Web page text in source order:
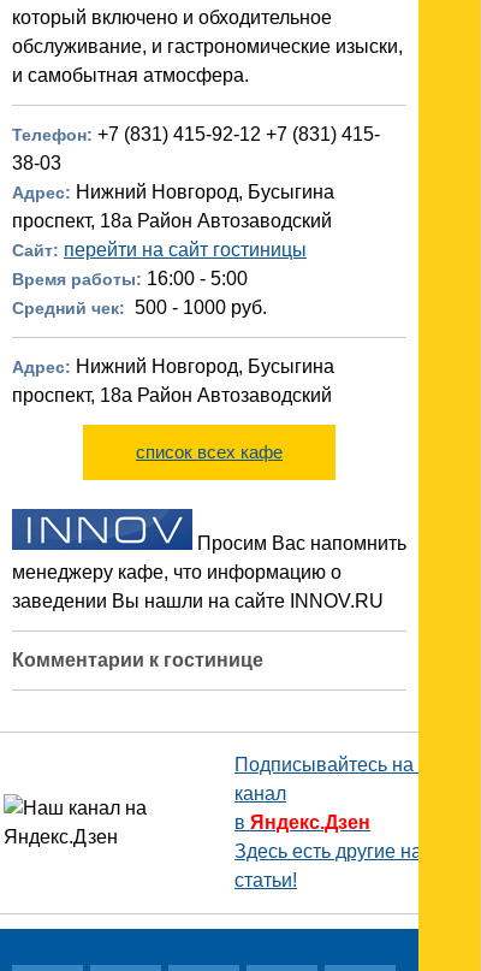
который включено и обходительное
обслуживание, и гастрономические изыски,
и самобытная атмосфера.
Телефон: +7 (831) 415-92-12 +7 (831) 415-
38-03
Адрес: Нижний Новгород, Бусыгина
проспект, 18а Район Автозаводский
Сайт: перейти на сайт гостиницы
Время работы: 16:00 - 5:00
Средний чек: 500 - 1000 руб.
Адрес: Нижний Новгород, Бусыгина
проспект, 18а Район Автозаводский
список всех кафе
Просим Вас напомнить
менеджеру кафе, что информацию о
заведении Вы нашли на сайте INNOV.RU
Комментарии к гостинице
Подписывайтесь на наш
канал
в Яндекс.Дзен
Здесь есть другие наши
статьи!